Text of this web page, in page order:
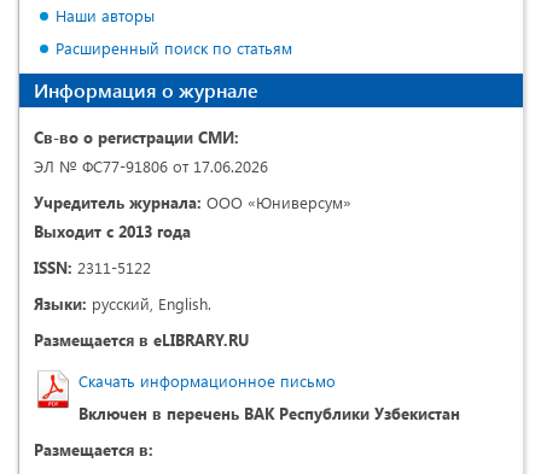
Наши авторы
Расширенный поиск по статьям
Информация о журнале
Св-во о регистрации СМИ:
ЭЛ № ФС77-91806 от 17.06.2026
Учредитель журнала: ООО «Юниверсум»
Выходит с 2013 года
ISSN: 2311-5122
Языки: русский, English.
Размещается в eLIBRARY.RU
Скачать информационное письмо
Включен в перечень ВАК Республики Узбекистан
Размещается в: